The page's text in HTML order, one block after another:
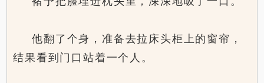
他翻了个身，准备去拉床头柜上的窗帘，
结果看到门口站着一个人。